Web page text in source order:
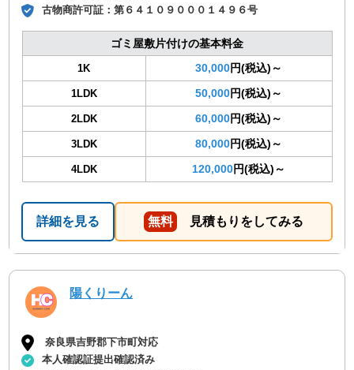
古物商許可証：第６４１０９０００１４９６号
ゴミ屋敷片付けの基本料金
1K 30,000円(税込)～
1LDK 50,000円(税込)～
2LDK 60,000円(税込)～
3LDK 80,000円(税込)～
4LDK 120,000円(税込)～
詳細を見る 無料 見積もりをしてみる
陽くりーん
奈良県吉野郡下市町対応
本人確認証提出確認済み